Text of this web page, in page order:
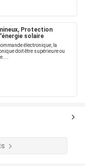
Protection
solaire
électronique, la
doit être supérieure ou